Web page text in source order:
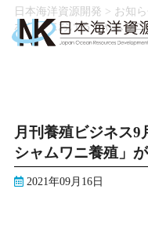
日本海洋資源開発 > お知
ボジアにおけるシャムワニ
月刊養殖ビジネス9
シャムワニ養殖」
2021年09月16日